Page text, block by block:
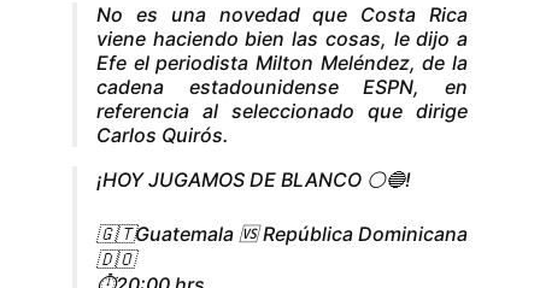
No es una novedad que Costa Rica
viene haciendo bien las cosas, le dijo a
Efe el periodista Milton Meléndez, de la
cadena estadounidense ESPN, en
referencia al seleccionado que dirige
Carlos Quirós.
¡HOY JUGAMOS DE BLANCO ⚪️🔵!
🇬🇹Guatemala 🆚 República Dominicana
🇩🇴